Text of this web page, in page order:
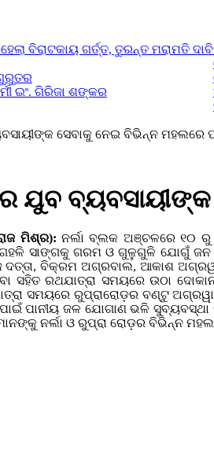
ଗର୍ତ୍ତ, ତୁରନ୍ତ ମରାମତି ଦାବି
ଗିରିଜା ଶଙ୍କର
ସେବାକୁ ନେଇ ବିଭିନ୍ନ ମହଲରେ
ଯୁବ
ମିଶ୍ର): ନର୍ଲା ବ୍ଲକ ଅଞ୍ଚଳରେ ୧୦ ରୁ
ସାଙ୍ଗକୁ ଗରମ ଓ ଗୁଳୁଗୁଳି ଯୋଗୁଁ ଜନ
ବିକ୍ରମ ଅଗ୍ରବାଲ, ଆକାଶ
ସହିତ ରଥଯାତ୍ରା ସମୟରେ ଉଠା
ସମୟରେ ରୁପ୍ରାରୋଡ଼ର ବଣ୍ଟୁ
ପାନୀୟ ଜଳ ଯୋଗାଣ ଭଳି ସୁବ୍ୟବସ୍ଥା
ନର୍ଲା ଓ ରୁପ୍ରା ରୋଡ଼ର ବିଭିନ୍ନ